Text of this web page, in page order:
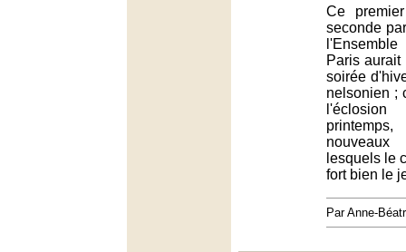
Ce
seconde
Paris
soirée
nelsonien ;
lesquels le
fort bien le
Par Anne-